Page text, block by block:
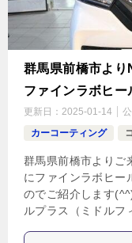
群馬県前橋市よ
ファインラボヒー
更新日： 2025-01-14
カーコーティング
群馬県前橋市よりご
にファインラボヒー
のでご紹介します
ルプラス（ミドル